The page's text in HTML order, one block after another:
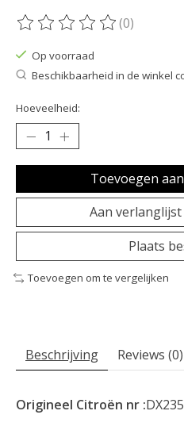
De beoordeling van dit
(0)
Op voorraad
Beschikbaarheid in de winkel
Hoeveelheid:
Toevoegen
Aan
Plaats
Toevoegen om te vergelijken
Beschrijving Reviews (0)
Origineel Citroën nr :